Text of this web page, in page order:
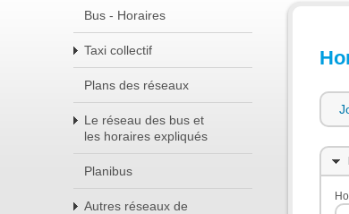
Bus - Horaires
Taxi collectif
Plans des réseaux
Le réseau des bus et
les horaires expliqués
Planibus
Autres réseaux de